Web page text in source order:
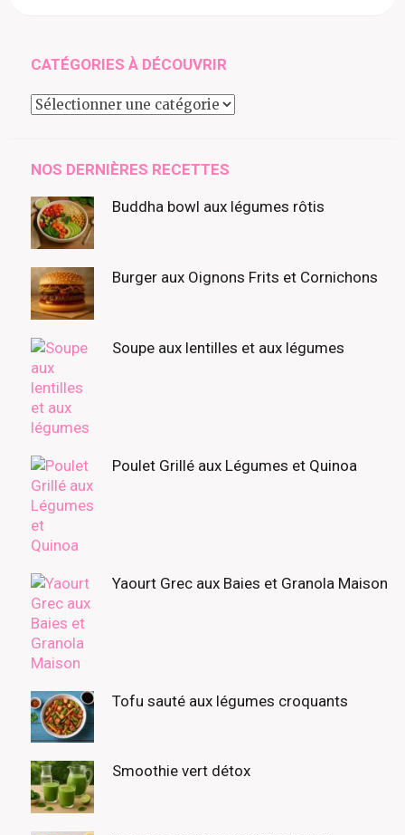
CATÉGORIES À DÉCOUVRIR
Catégories
NOS DERNIÈRES RECETTES
Buddha bowl aux légumes rôtis
Burger aux Oignons Frits et Cornichons
Soupe aux lentilles et aux légumes
Poulet Grillé aux Légumes et Quinoa
Yaourt Grec aux Baies et Granola Maison
Tofu sauté aux légumes croquants
Smoothie vert détox